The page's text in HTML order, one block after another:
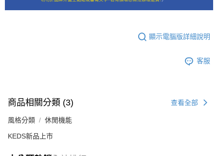
顯示電腦版詳細說明
客服
商品相關分類 (3) 查看全部
風格分類 休閒機能
KEDS新品上市